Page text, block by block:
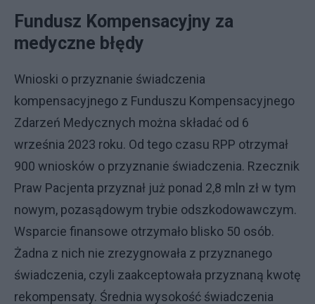
Fundusz Kompensacyjny za
medyczne błędy
Wnioski o przyznanie świadczenia
kompensacyjnego z Funduszu Kompensacyjnego
Zdarzeń Medycznych można składać od 6
września 2023 roku. Od tego czasu RPP otrzymał
900 wniosków o przyznanie świadczenia. Rzecznik
Praw Pacjenta przyznał już ponad 2,8 mln zł w tym
nowym, pozasądowym trybie odszkodowawczym.
Wsparcie finansowe otrzymało blisko 50 osób.
Żadna z nich nie zrezygnowała z przyznanego
świadczenia, czyli zaakceptowała przyznaną kwotę
rekompensaty. Średnia wysokość świadczenia